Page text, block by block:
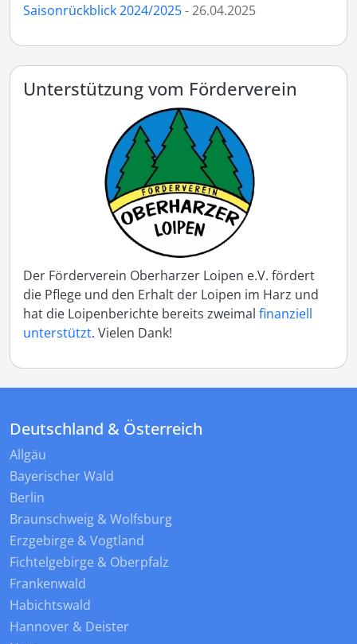
Saisonrückblick 2024/2025- 26.04.2025
Unterstützung vom Förderverein
Der Förderverein Oberharzer Loipen e.V. fördert
die Pflege und den Erhalt der Loipen im Harz und
hat die Loipenberichte bereits zweimal finanziell
unterstützt. Vielen Dank!
Deutschland & Österreich
Allgäu
Bayerischer Wald
Berlin
Braunschweig & Wolfsburg
Erzgebirge & Vogtland
Fichtelgebirge & Oberpfalz
Frankenwald
Habichtswald
Hannover & Deister